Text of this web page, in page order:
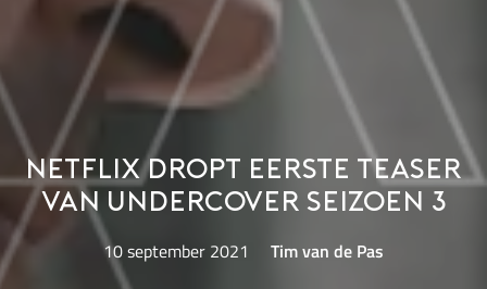
Netflix dropt eerste teaser
van Undercover seizoen 3
10 september 2021 Tim van de Pas